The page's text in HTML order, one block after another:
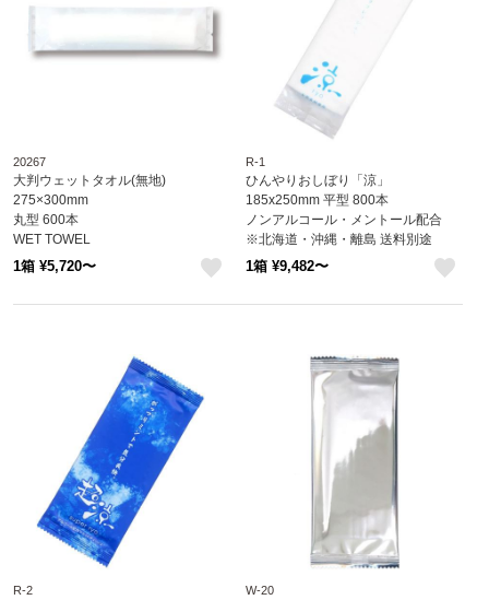
20267
大判ウェットタオル(無地)
275×300mm
丸型 600本
WET TOWEL
※北海道・沖縄・離島 送料別途 ※個
人宅配送不可 (尚美堂/フジナップ)
1箱 ¥5,720〜
R-1
ひんやりおしぼり「涼」
185x250mm 平型 800本
ノンアルコール・メントール配合
※北海道・沖縄・離島 送料別途
1箱 ¥9,482〜
R-2 W-20